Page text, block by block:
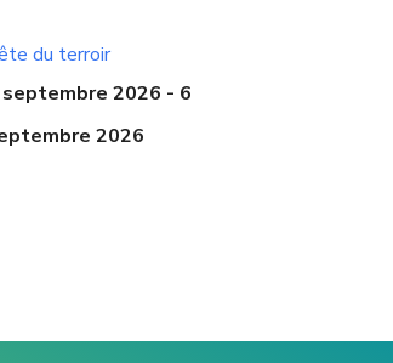
du terroir
2026 - 6
2026